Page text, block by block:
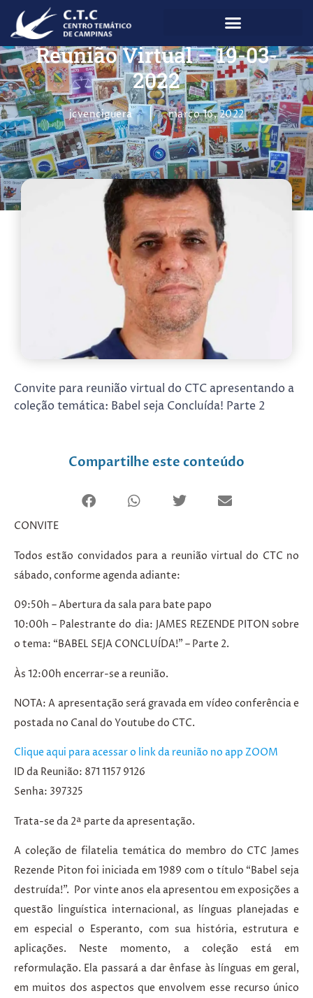
Reunião Virtual – 19-03-
2022
jcvenciguera março 16, 2022
Convite para reunião virtual do CTC apresentando a
coleção temática: Babel seja Concluída! Parte 2
Compartilhe este conteúdo
CONVITE
Todos estão convidados para a reunião virtual do CTC no
sábado, conforme agenda adiante:
09:50h – Abertura da sala para bate papo
10:00h – Palestrante do dia: JAMES REZENDE PITON sobre
o tema: “BABEL SEJA CONCLUÍDA!” – Parte 2.
Às 12:00h encerrar-se a reunião.
NOTA: A apresentação será gravada em vídeo conferência e
postada no Canal do Youtube do CTC.
Clique aqui para acessar o link da reunião no app ZOOM
ID da Reunião: 871 1157 9126
Senha: 397325
Trata-se da 2ª parte da apresentação.
A coleção de filatelia temática do membro do CTC James
Rezende Piton foi iniciada em 1989 com o título “Babel seja
destruída!”. Por vinte anos ela apresentou em exposições a
questão linguística internacional, as línguas planejadas e
em especial o Esperanto, com sua história, estrutura e
aplicações. Neste momento, a coleção está em
reformulação. Ela passará a dar ênfase às línguas em geral,
em muitos dos aspectos que envolvem esse recurso único